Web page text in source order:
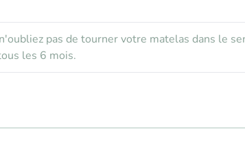
pas de tourner votre matelas dans le
les 6 mois.